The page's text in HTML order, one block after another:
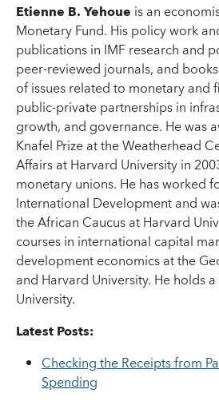
Etienne B. Yehoue is an
Monetary Fund. His policy work
publications in IMF research and
peer-reviewed journals, and
of issues related to monetary and
public-private partnerships in
growth, and governance. He was
Knafel Prize at the Weatherhead
Affairs at Harvard University in
monetary unions. He has worked
International Development and
the African Caucus at Harvard
courses in international capital
development economics at the
and Harvard University. He holds
University.
Latest Posts:
Checking the Receipts from
Spending